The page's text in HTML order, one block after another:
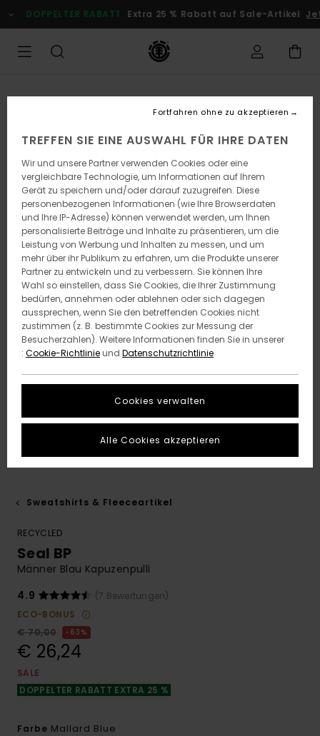
zur
Produktinformation
DOPPELTER RABATT Extra 25 % Rabatt auf Sale-Artikel Jetzt
Sweatshirts & Fleeceartikel
RECYCLED
Seal BP
Männer Blau Kapuzenpulli
4.9
(7 Bewertungen)
ECO-BONUS
€ 70,00
63%
€ 26,24
SALE
DOPPELTER RABATT EXTRA 25 %
Farbe Mallard Blue
TREFFEN SIE EINE AUSWAHL FÜR IHRE DATEN
Wir und unsere Partner verwenden Cookies oder eine
vergleichbare Technologie, um Informationen auf Ihrem
Gerät zu speichern und/oder darauf zuzugreifen. Diese
personenbezogenen Informationen (wie Ihre Browserdaten
und Ihre IP-Adresse) können verwendet werden, um Ihnen
personalisierte Beiträge und Inhalte zu präsentieren, um die
Leistung von Werbung und Inhalten zu messen, und um
mehr über ihr Publikum zu erfahren, um die Produkte unserer
Partner zu entwickeln und zu verbessern. Sie können Ihre
Wahl so einstellen, dass Sie Cookies, die Ihrer Zustimmung
bedürfen, annehmen oder ablehnen oder sich dagegen
aussprechen, wenn Sie den betreffenden Cookies nicht
zustimmen (z. B. bestimmte Cookies zur Messung der
Besucherzahlen). Weitere Informationen finden Sie in unserer
: Cookie-Richtlinieund Datenschutzrichtlinie
Cookies verwalten
Fortfahren ohne zu akzeptieren
Alle Cookies akzeptieren